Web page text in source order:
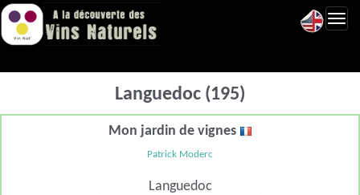
Languedoc (195)
Mon jardin de vignes
Patrick Moderc
Languedoc